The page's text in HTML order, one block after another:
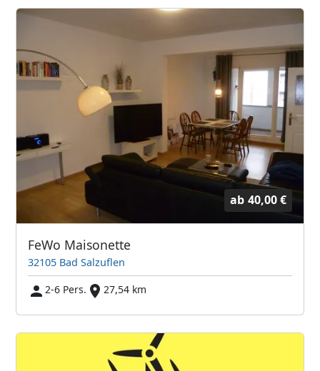
ab 40,00 €
FeWo Maisonette
32105 Bad Salzuflen
2-6 Pers.
27,54 km